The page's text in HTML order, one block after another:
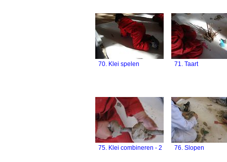
70. Klei spelen 71. Taart
75. Klei combineren - 2 76. Slopen